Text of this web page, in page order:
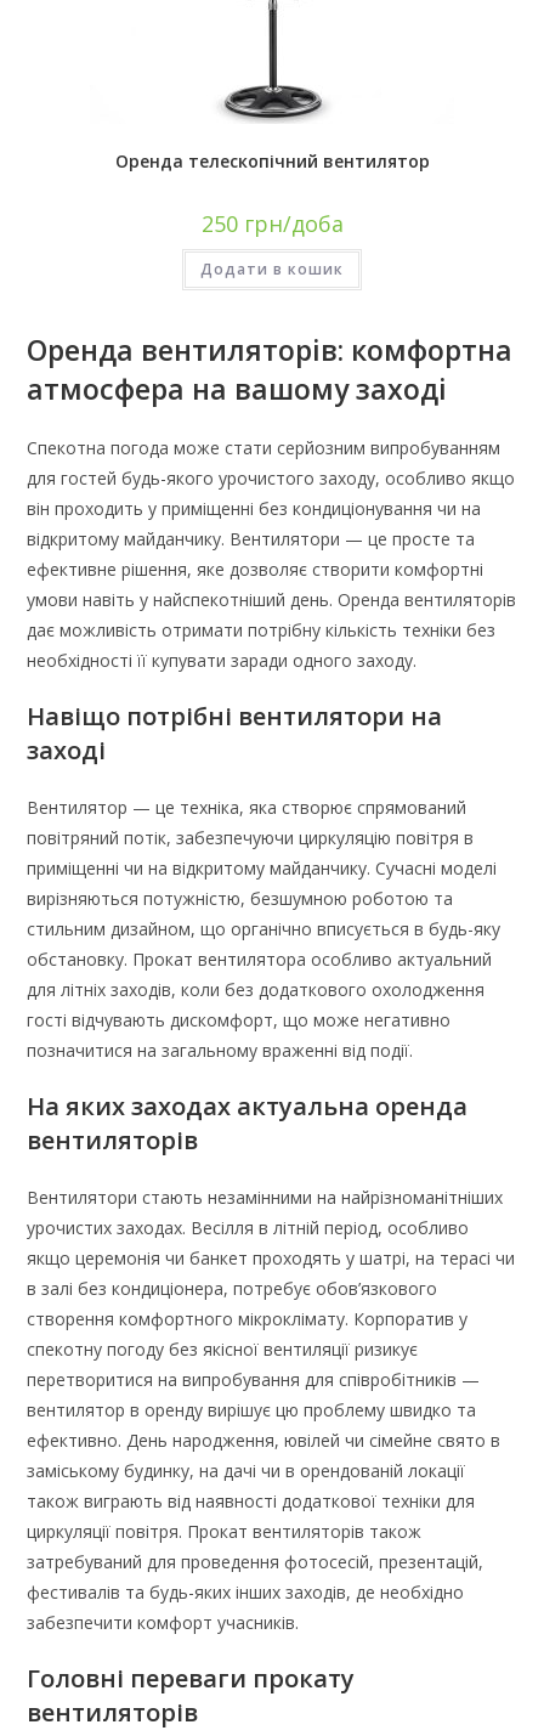
Оренда телескопічний вентилятор
250грн/доба
Додати в кошик
Оренда вентиляторів: комфортна
атмосфера на вашому заході
Спекотна погода може стати серйозним випробуванням
для гостей будь-якого урочистого заходу, особливо якщо
він проходить у приміщенні без кондиціонування чи на
відкритому майданчику. Вентилятори — це просте та
ефективне рішення, яке дозволяє створити комфортні
умови навіть у найспекотніший день. Оренда вентиляторів
дає можливість отримати потрібну кількість техніки без
необхідності її купувати заради одного заходу.
Навіщо потрібні вентилятори на
заході
Вентилятор — це техніка, яка створює спрямований
повітряний потік, забезпечуючи циркуляцію повітря в
приміщенні чи на відкритому майданчику. Сучасні моделі
вирізняються потужністю, безшумною роботою та
стильним дизайном, що органічно вписується в будь-яку
обстановку. Прокат вентилятора особливо актуальний
для літніх заходів, коли без додаткового охолодження
гості відчувають дискомфорт, що може негативно
позначитися на загальному враженні від події.
На яких заходах актуальна оренда
вентиляторів
Вентилятори стають незамінними на найрізноманітніших
урочистих заходах. Весілля в літній період, особливо
якщо церемонія чи банкет проходять у шатрі, на терасі чи
в залі без кондиціонера, потребує обов’язкового
створення комфортного мікроклімату. Корпоратив у
спекотну погоду без якісної вентиляції ризикує
перетворитися на випробування для співробітників —
вентилятор в оренду вирішує цю проблему швидко та
ефективно. День народження, ювілей чи сімейне свято в
заміському будинку, на дачі чи в орендованій локації
також виграють від наявності додаткової техніки для
циркуляції повітря. Прокат вентиляторів також
затребуваний для проведення фотосесій, презентацій,
фестивалів та будь-яких інших заходів, де необхідно
забезпечити комфорт учасників.
Головні переваги прокату
вентиляторів